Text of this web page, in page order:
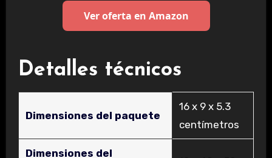
Ver oferta en Amazon
Detalles técnicos
Dimensiones del paquete
‎16 x 9 x 5.3
centímetros
Dimensiones del